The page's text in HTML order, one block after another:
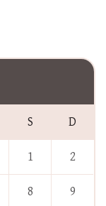
S D
1 2
8 9